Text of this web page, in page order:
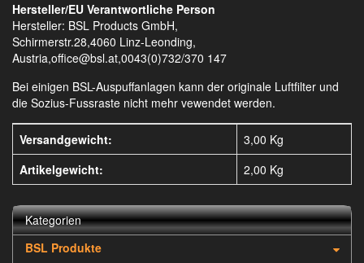
Hersteller/EU Verantwortliche Person
Hersteller: BSL Products GmbH,
Schirmerstr.28,4060 Linz-Leonding,
Austria,office@bsl.at,0043(0)732/370 147
Bei einigen BSL-Auspuffanlagen kann der originale Luftfilter und
die Sozius-Fussraste nicht mehr vewendet werden.
Versandgewicht:
3,00 Kg
Artikelgewicht:
2,00 Kg
Kategorien
BSL Produkte